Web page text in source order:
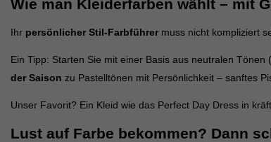
Wie man Kleiderfarben wählt – mit
Ihr persönlicher Stil-Farbführer muss nicht kompliziert
Ein Tipp: Starten Sie mit einer Basis aus neutralen
der Saison zu Pastelltönen mit Persönlichkeit – sanftes
Unser Favorit? Ein Kleid wie das Perfect Day Dress in
Lust auf Farbe bekommen? Dann